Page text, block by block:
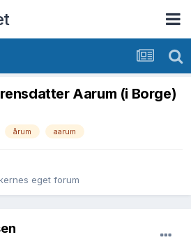
Aarum (i Borge)
årum aarum
eget forum